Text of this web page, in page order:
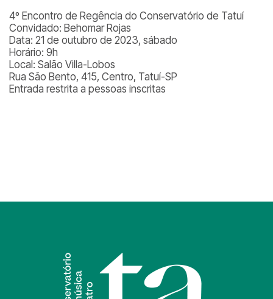
4º Encontro de Regência do Conservatório de Tatuí
Convidado: Behomar Rojas
Data: 21 de outubro de 2023, sábado
Horário: 9h
Local: Salão Villa-Lobos
Rua São Bento, 415, Centro, Tatuí-SP
Entrada restrita a pessoas inscritas